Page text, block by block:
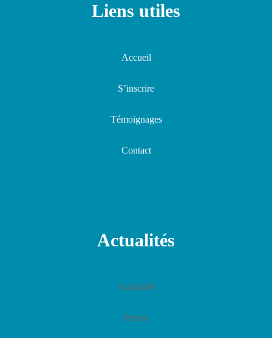
Liens utiles
Accueil
S’inscrire
Témoignages
Contact
Actualités
Actualités
Presse